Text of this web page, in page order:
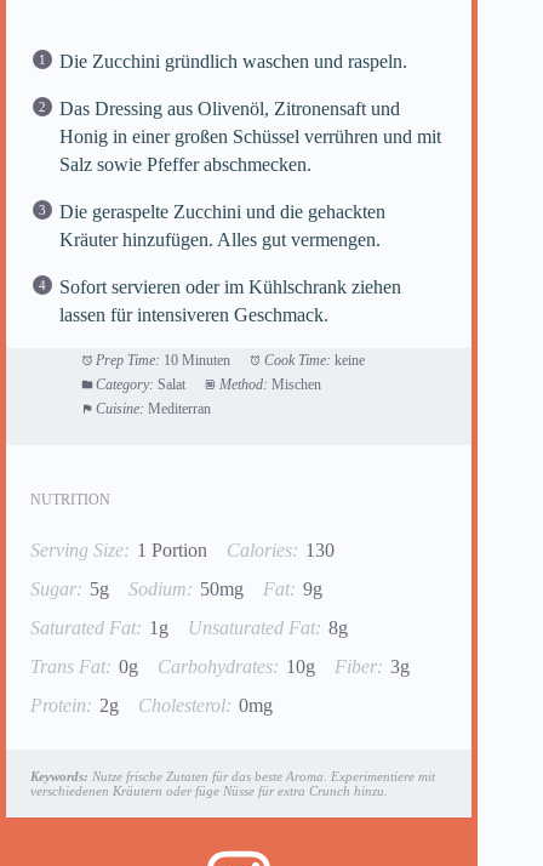
Die Zucchini gründlich waschen und raspeln.
Das Dressing aus Olivenöl, Zitronensaft und
Honig in einer großen Schüssel verrühren und mit
Salz sowie Pfeffer abschmecken.
Die geraspelte Zucchini und die gehackten
Kräuter hinzufügen. Alles gut vermengen.
Sofort servieren oder im Kühlschrank ziehen
lassen für intensiveren Geschmack.
Prep Time: 10 Minuten Cook Time: keine
Category: Salat Method: Mischen
Cuisine: Mediterran
NUTRITION
Serving Size: 1 Portion Calories: 130
Sugar: 5g Sodium: 50mg Fat: 9g
Saturated Fat: 1g Unsaturated Fat: 8g
Trans Fat: 0g Carbohydrates: 10g Fiber: 3g
Protein: 2g Cholesterol: 0mg
Keywords: Nutze frische Zutaten für das beste Aroma. Experimentiere mit
verschiedenen Kräutern oder füge Nüsse für extra Crunch hinzu.